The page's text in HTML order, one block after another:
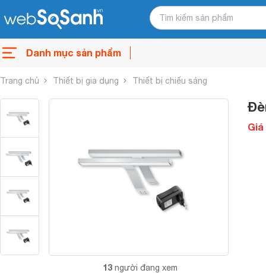
Danh mục sản phẩm
Trang chủ Thiết bị gia dụng Thiết bị chiếu sáng
13 người đang xem
Giá